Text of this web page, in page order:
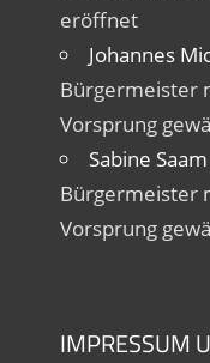
eröffnet
Johannes
Bürgermeister
Vorsprung
Sabine Saam
Bürgermeister
Vorsprung
IMPRESSUM